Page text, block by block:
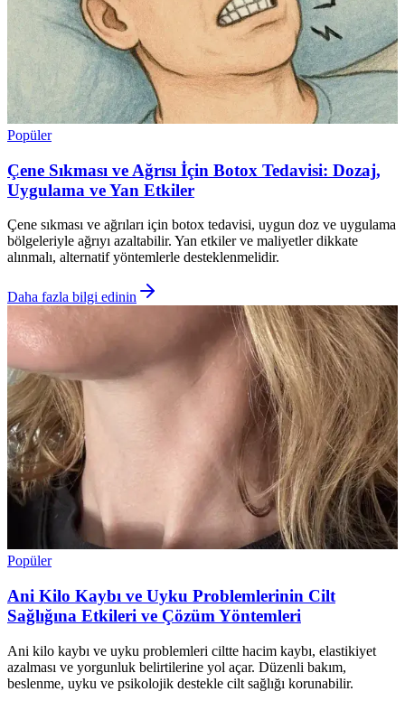
Popüler
Çene Sıkması ve Ağrısı İçin Botox Tedavisi: Dozaj,
Uygulama ve Yan Etkiler
Çene sıkması ve ağrıları için botox tedavisi, uygun doz ve uygulama
bölgeleriyle ağrıyı azaltabilir. Yan etkiler ve maliyetler dikkate
alınmalı, alternatif yöntemlerle desteklenmelidir.
Daha fazla bilgi edinin
Popüler
Ani Kilo Kaybı ve Uyku Problemlerinin Cilt
Sağlığına Etkileri ve Çözüm Yöntemleri
Ani kilo kaybı ve uyku problemleri ciltte hacim kaybı, elastikiyet
azalması ve yorgunluk belirtilerine yol açar. Düzenli bakım,
beslenme, uyku ve psikolojik destekle cilt sağlığı korunabilir.